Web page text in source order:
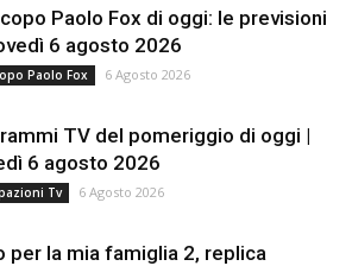
Paolo Fox di oggi: le previsioni
6 agosto 2026
Paolo Fox 6 Agosto 2026
TV del pomeriggio di oggi |
6 agosto 2026
Tv 6 Agosto 2026
per la mia famiglia 2, replica